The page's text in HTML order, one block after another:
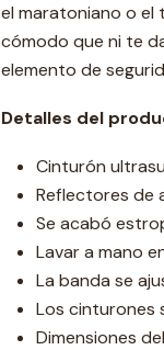
el maratoniano o el
cómodo que ni te
elemento de
Detalles del
Cinturón
Reflectores de
Se acabó
Lavar a mano
La banda se
Los cinturones
Dimensiones